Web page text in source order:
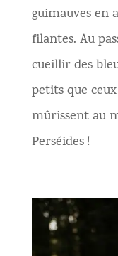
guimauves en
filantes. Au
cueillir des
petits que
mûrissent au
Perséides !